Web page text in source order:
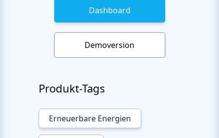
Dashboard
Demoversion
Produkt-Tags
Erneuerbare Energien